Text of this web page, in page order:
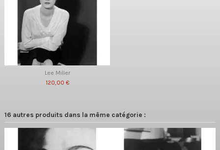
Lee Miller
120,00 €
16 autres produits dans la même catégorie :